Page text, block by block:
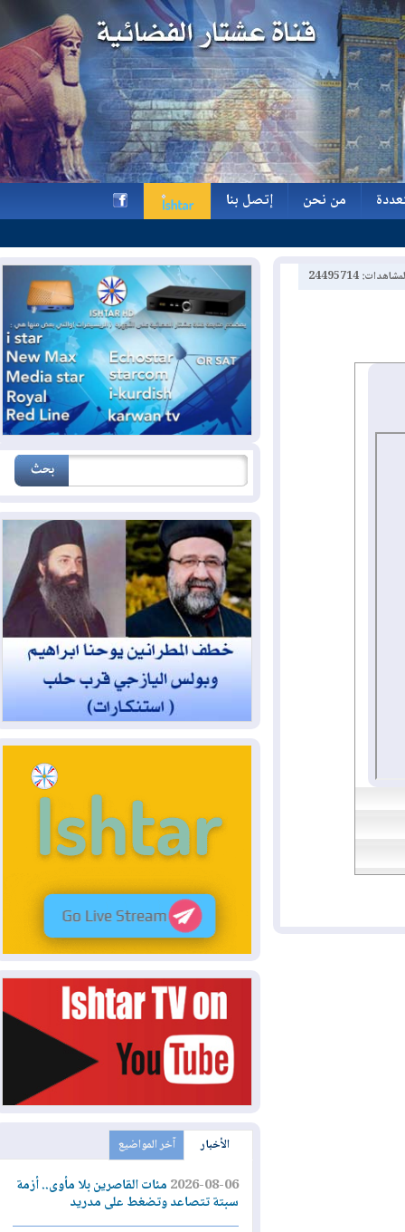
من نحن
إتصل بنا
h
الأخبار آخر المواضيع
2026-08-06مئات القاصرين بلا مأوى.. أزمة
سبتة تتصاعد وتضغط على مدريد